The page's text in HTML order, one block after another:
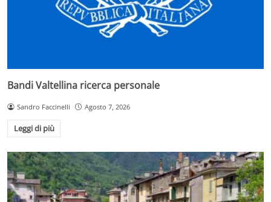
Bandi Valtellina ricerca personale
Sandro Faccinelli Agosto 7, 2026
Leggi di più